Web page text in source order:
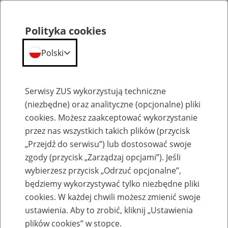
Szkolenia
Zaproś ZUS do siebie: Aktywni 50+
Polityka cookies
Polski
Serwisy ZUS wykorzystują techniczne
(niezbędne) oraz analityczne (opcjonalne) pliki
cookies. Możesz zaakceptować wykorzystanie
przez nas wszystkich takich plików (przycisk
„Przejdź do serwisu”) lub dostosować swoje
zgody (przycisk „Zarządzaj opcjami”). Jeśli
wybierzesz przycisk „Odrzuć opcjonalne”,
będziemy wykorzystywać tylko niezbędne pliki
cookies. W każdej chwili możesz zmienić swoje
ustawienia. Aby to zrobić, kliknij „Ustawienia
plików cookies” w stopce.